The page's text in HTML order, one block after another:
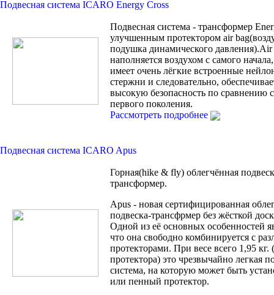
Подвесная система ICARO Energy Cross
Подвесная система - трансформер
улучшенным протектором air
подушка динамического давления).Air
наполняется воздухом с самого
имеет очень лёгкие встроенные
стержни и следовательно,
высокую безопасность по сравнению
первого поколения.
Рассмотреть подробнее
Подвесная система ICARO Apus
Горная(hike & fly) облегчённая
трансформер.
Apus - новая сертифицированная
подвеска-трансфрмер без жёсткой
Одной из её основных особенностей
что она свободно комбинируется с
протекторами. При весе всего 1,95 кг.
протектора) это чрезвычайно легкая
система, на которую может быть
или пенный протектор.